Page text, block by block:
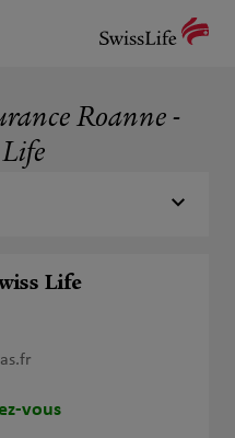
Roanne -
Life
Life
vous